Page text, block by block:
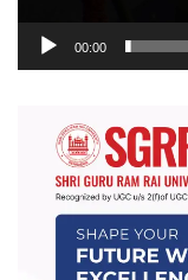
00:00